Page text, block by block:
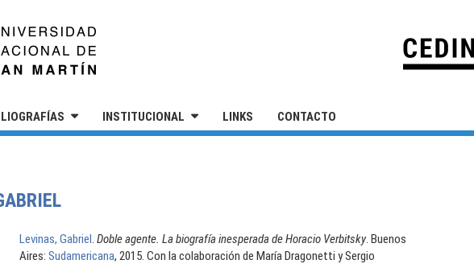
INSTITUCIONAL LINKS CONTACTO
AQUÍ
Levinas, Gabriel Doble agente. La biografía inesperada de Horacio Verbitsky. Buenos
Aires: Sudamericana, 2015. Con la colaboración de María Dragonetti y Sergio